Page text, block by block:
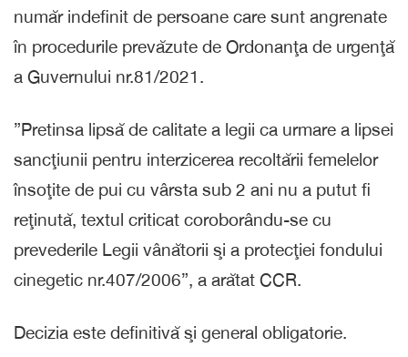
număr indefinit de persoane care sunt angrenate
în procedurile prevăzute de Ordonanţa de urgenţă
a Guvernului nr.81/2021.
”Pretinsa lipsă de calitate a legii ca urmare a lipsei
sancţiunii pentru interzicerea recoltării femelelor
însoţite de pui cu vârsta sub 2 ani nu a putut fi
reţinută, textul criticat coroborându-se cu
prevederile Legii vânătorii şi a protecţiei fondului
cinegetic nr.407/2006”, a arătat CCR.
Decizia este definitivă şi general obligatorie.